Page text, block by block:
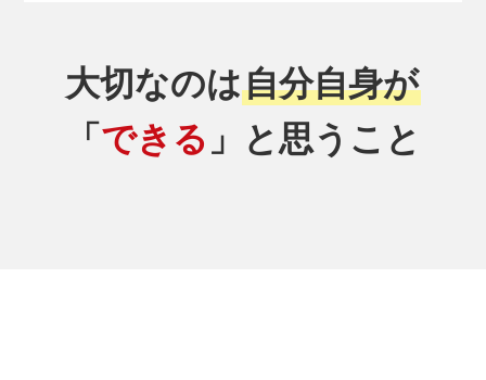
大切なのは自分自身が
「 できる 」と思うこと